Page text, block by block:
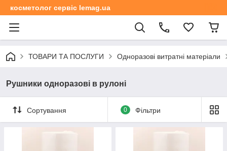
косметолог сервіс lemag.ua
ТОВАРИ ТА ПОСЛУГИ Одноразові витратні матеріали
Рушники одноразові в рулоні
Сортування 0 Фільтри